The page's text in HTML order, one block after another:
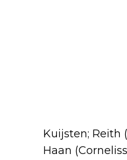
Kuijsten; Reith
Haan